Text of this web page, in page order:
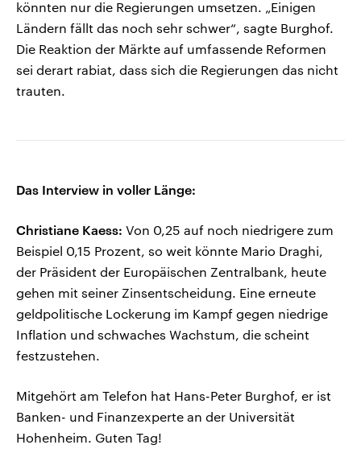
könnten nur die Regierungen umsetzen. „Einigen
Ländern fällt das noch sehr schwer“, sagte Burghof.
Die Reaktion der Märkte auf umfassende Reformen
sei derart rabiat, dass sich die Regierungen das nicht
trauten.
Das Interview in voller Länge:
Christiane Kaess: Von 0,25 auf noch niedrigere zum
Beispiel 0,15 Prozent, so weit könnte Mario Draghi,
der Präsident der Europäischen Zentralbank, heute
gehen mit seiner Zinsentscheidung. Eine erneute
geldpolitische Lockerung im Kampf gegen niedrige
Inflation und schwaches Wachstum, die scheint
festzustehen.
Mitgehört am Telefon hat Hans-Peter Burghof, er ist
Banken- und Finanzexperte an der Universität
Hohenheim. Guten Tag!